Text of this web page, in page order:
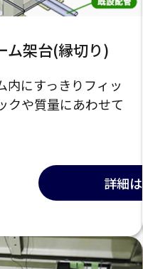
ム架台(縁切り)
内にすっきりフィッ
クや質量にあわせて
詳細は